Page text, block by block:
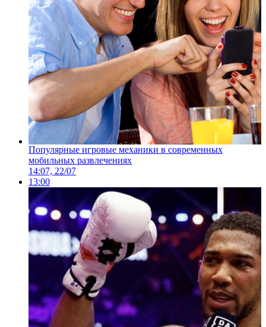
Популярные игровые механики в современных
мобильных развлечениях
14:07, 22/07
13:00